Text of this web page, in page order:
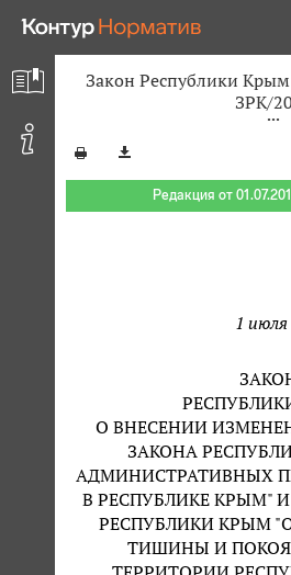
Закон Республики
ЗРК/
Редакция от
1
О ВНЕСЕНИИ
ЗАКОНА
АДМИНИСТРАТИВНЫХ
В РЕСПУБЛИКЕ КРЫМ"
РЕСПУБЛИКИ КРЫМ
ТИШИНЫ И